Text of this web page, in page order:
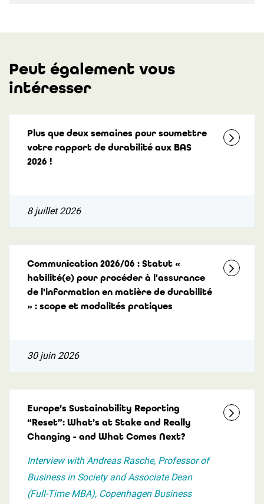
Peut également vous
intéresser
Plus que deux semaines pour soumettre
votre rapport de durabilité aux BAS
2026 !
8 juillet 2026
Communication 2026/06 : Statut «
habilité(e) pour procéder à l'assurance
de l'information en matière de durabilité
» : scope et modalités pratiques
30 juin 2026
Europe’s Sustainability Reporting
“Reset”: What’s at Stake and Really
Changing - and What Comes Next?
Interview with Andreas Rasche, Professor of
Business in Society and Associate Dean
(Full-Time MBA), Copenhagen Business